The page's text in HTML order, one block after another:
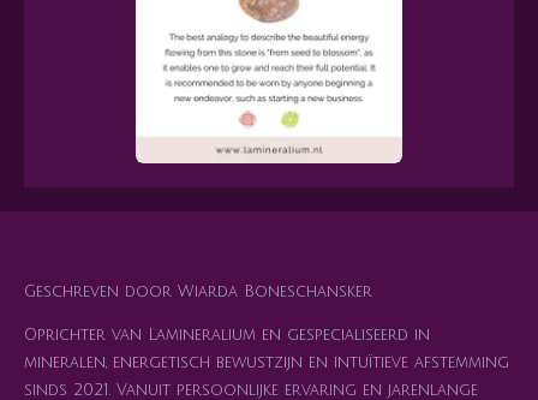
Geschreven door Wiarda Boneschansker
Oprichter van Lamineralium en gespecialiseerd in
mineralen, energetisch bewustzijn en intuïtieve afstemming
sinds 2021. Vanuit persoonlijke ervaring en jarenlange